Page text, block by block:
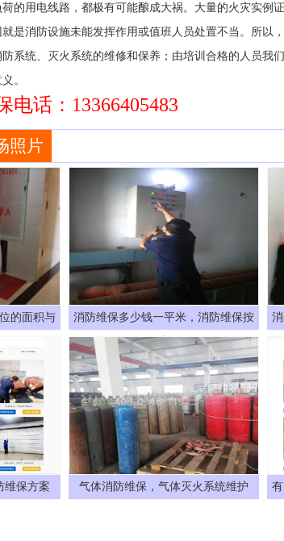
的用电线路，都极有可能酿成大祸。大量的火灾实例
是消防设施未能发挥作用或值班人员处置不当。所以
系统、灭火系统的维修和保养；由培训合格的人员我
。
电话：13366405483
照片
的面积与
消防维保多少钱一平米，消防维保按
建
维保方案 气体消防维保，气体灭火系统维护